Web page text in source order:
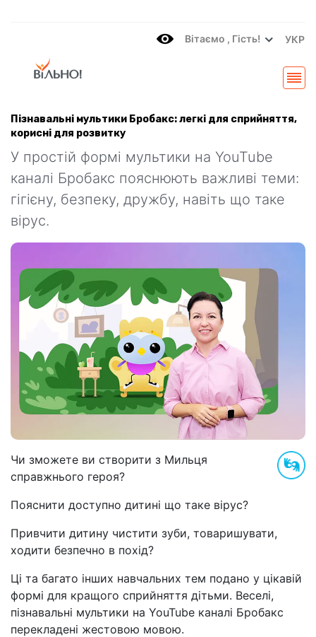
Вітаємo , Гість! УКР
Пізнавальні мультики Бробакс: легкі для сприйняття,
корисні для розвитку
У простій формі мультики на YouTube
каналі Бробакс пояснюють важливі теми:
гігієну, безпеку, дружбу, навіть що таке
вірус.
Чи зможете ви створити з Мильця
справжнього героя?
Пояснити доступно дитині що таке вірус?
Привчити дитину чистити зуби, товаришувати,
ходити безпечно в похід?
Ці та багато інших навчальних тем подано у цікавій
формі для кращого сприйняття дітьми. Веселі,
пізнавальні мультики на YouTube каналі Бробакс
перекладені жестовою мовою.